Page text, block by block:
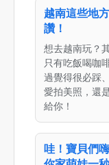
越南這些地
讚！
想去越南玩？
只有吃飯喝咖
過覺得很必踩
愛拍美照，還
給你！
哇！寶貝們